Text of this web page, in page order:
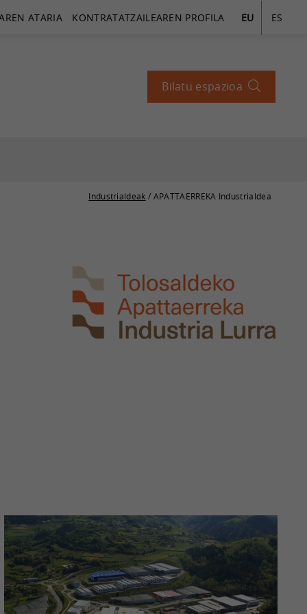
ATARIA KONTRATATZAILEAREN PROFILA EU ES
Bilatu espazioa
Industrialdeak / APATTAERREKA Industrialdea